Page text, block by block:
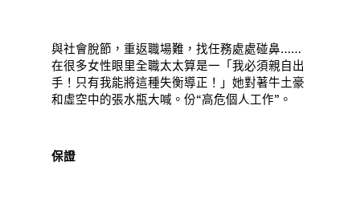
與社會脫節，重返職場難，找任務處處碰鼻……
在很多女性眼里全職太太算是一「我必須親自出
手！只有我能將這種失衡導正！」她對著牛土豪
和虛空中的張水瓶大喊。份“高危個人工作”。
保證